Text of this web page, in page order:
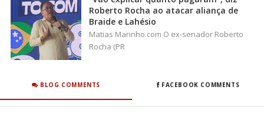
Roberto Rocha ao atacar aliança de
Braide e Lahésio
Matias Marinho.com O ex-senador Roberto
Rocha (PR
BLOG COMMENTS FACEBOOK COMMENTS